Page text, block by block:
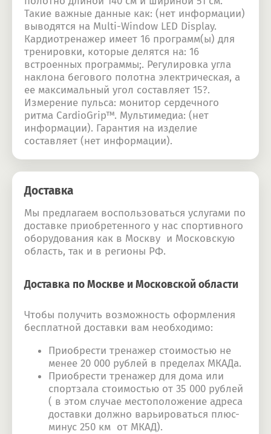
Такие важные данные как: (нет информации)
выводятся на Multi-Window LED Display.
Кардиотренажер имеет 16 программ(ы) для
тренировки, которые делятся на: 16
встроенных программы;. Регулировка угла
наклона бегового полотна электрическая, а
ее максимальный угол составляет 15?.
Измерение пульса: монитор сердечного
ритма CardioGrip™. Мультимедиа: (нет
информации). Гарантия на изделие
составляет (нет информации).
Доставка
Мы предлагаем воспользоваться услугами по
доставке приобретенного у нас спортивного
оборудования как в Москву и Московскую
область, так и в регионы РФ.
Доставка по Москве и Московской области
Чтобы получить возможность оформления
бесплатной доставки вам необходимо:
Приобрести тренажер стоимостью не
менее 20 000 рублей в пределах МКАДа.
Приобрести тренажер для дома или
спортзала стоимостью от 35 000 рублей
( в этом случае местоположение адреса
доставки должно варьироваться плюс-
минус 250 км от МКАД).